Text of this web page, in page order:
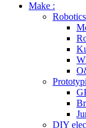
Make :
Robotics
DIY